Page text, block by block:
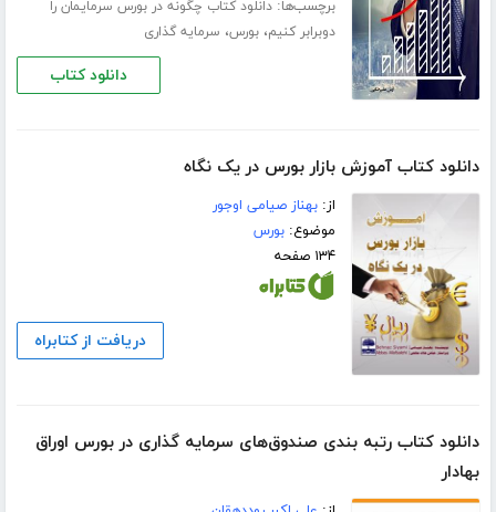
برچسب‌ها:دانلود کتاب چگونه در بورس سرمایمان را
دوبرابر کنیم،بورس، سرمایه گذاری
دانلود کتاب
دانلود کتاب آموزش بازار بورس در یک نگاه
از:بهناز صیامی اوجور
موضوع:بورس
۱۳۴ صفحه
دریافت از کتابراه
دانلود کتاب رتبه بندی صندوق‌های سرمایه گذاری در بورس اوراق
بهادار